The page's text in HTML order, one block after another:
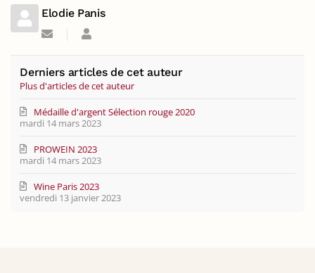
Elodie Panis
Suivre
blogueur
Elodie
Derniers articles de cet auteur
Plus d'articles de cet auteur
mardi 14 mars 2023
Médaille d'argent Sélection rouge 2020
mardi 14 mars 2023
PROWEIN 2023
vendredi 13 janvier 2023
Wine Paris 2023